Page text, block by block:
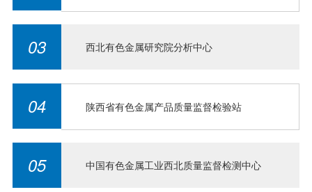
03 西北有色金属研究院分析中心
04 陕西省有色金属产品质量监督检验站
05 中国有色金属工业西北质量监督检测中心